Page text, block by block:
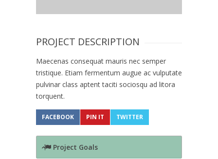
PROJECT DESCRIPTION
Maecenas consequat mauris nec semper
tristique. Etiam fermentum augue ac vulputate
pulvinar class aptent taciti sociosqu ad litora
torquent.
FACEBOOK PIN IT TWITTER
Project Goals